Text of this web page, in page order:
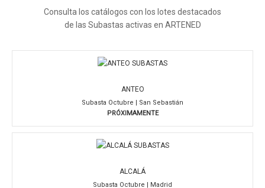
Consulta los catálogos con los lotes destacados
de las Subastas activas en ARTENED
ANTEO
Subasta Octubre | San Sebastián
PRÓXIMAMENTE
ALCALÁ
Subasta Octubre | Madrid